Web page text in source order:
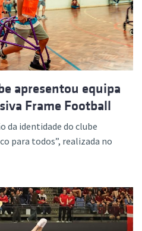
apresentou equipa
Frame Football
da identidade do clube
para todos”, realizada no